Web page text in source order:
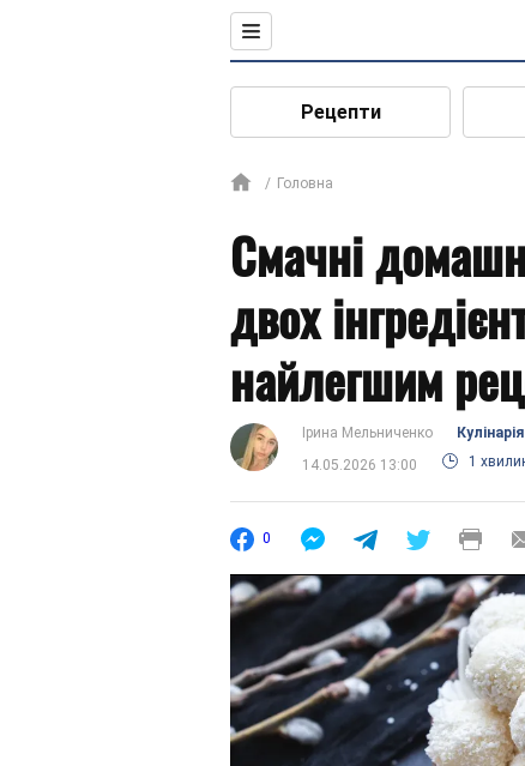
Рецепти
Головна
Смачні
двох
найлегшим
Ірина Мельниченко
Кулінарія
14.05.2026 13:00
1
0